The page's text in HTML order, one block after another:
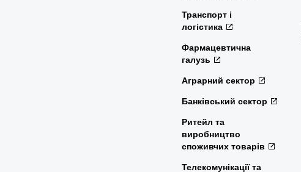
Транспорт і
логістика
Фармацевтична
галузь
Аграрний сектор
Банківський сектор
Ритейл та
виробництво
споживчих товарів
Телекомунікації та